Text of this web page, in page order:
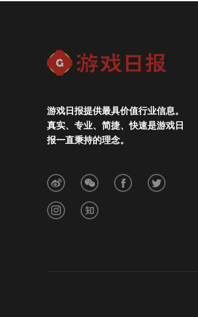
游戏日报提供最具价值行业信息。
真实、专业、简捷、快速是游戏日
报一直秉持的理念。